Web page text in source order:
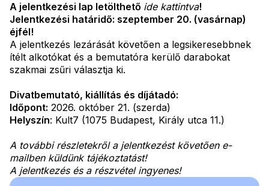
A jelentkezési lap letölthető ide kattintva!
Jelentkezési határidő: szeptember 20. (vasárnap)
éjfél!
A jelentkezés lezárását követően a legsikeresebbnek
ítélt alkotókat és a bemutatóra kerülő darabokat
szakmai zsűri választja ki.
Divatbemutató, kiállítás és díjátadó:
Időpont: 2026. október 21. (szerda)
Helyszín: Kult7 (1075 Budapest, Király utca 11.)
A további részletekről a jelentkezést követően e-
mailben küldünk tájékoztatást!
A jelentkezés és a részvétel ingyenes!